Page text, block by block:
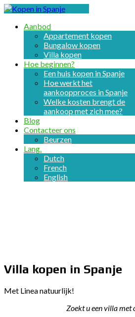
Aanbod
Appartement kopen
Bungalow kopen
Villa kopen
Hoe beginnen?
Een huis kopen in Spanje
Hoe werkt het
aankoopproces in Spanje
Welke kosten brengt de
aankoop met zich mee?
Blog
Contacteer ons
Beurzen
Lang.
Dutch
French
English
Villa kopen in Spanje
Met Linea natuurlijk!
Zoekt u een villa met